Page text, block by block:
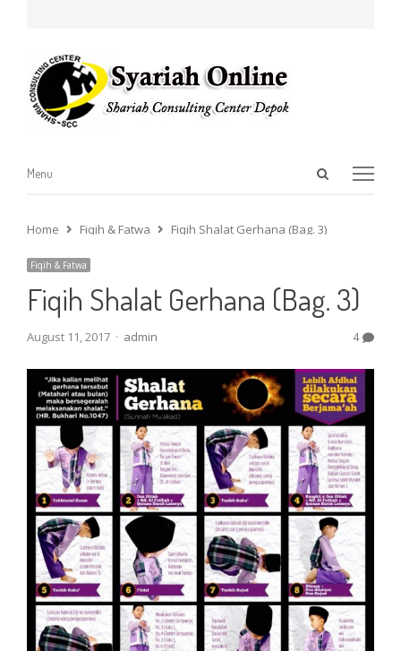
Open
Menu
Menu
Home Fiqih & Fatwa Fiqih Shalat Gerhana (Bag. 3)
Fiqih & Fatwa
Fiqih Shalat Gerhana (Bag. 3)
August 11, 2017 Author
admin 4